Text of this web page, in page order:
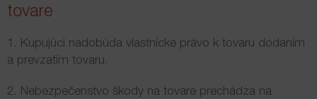
tovare
1. Kupujúci nadobúda vlastnícke právo k tovaru dodaním
a prevzatím tovaru.
2. Nebezpečenstvo škody na tovare prechádza na